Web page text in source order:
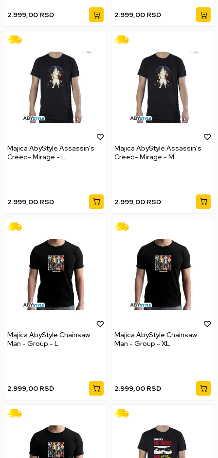
2.999,00 RSD 2.999,00 RSD
Majica AbyStyle Assassin's
Creed- Mirage - L
2.999,00 RSD
Majica AbyStyle Assassin's
Creed- Mirage - M
2.999,00 RSD
Majica AbyStyle Chainsaw
Man - Group - L
2.999,00 RSD
Majica AbyStyle Chainsaw
Man - Group - XL
2.999,00 RSD